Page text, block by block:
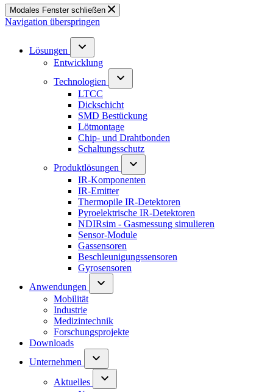
Modales Fenster schließen
Navigation überspringen
Lösungen
Entwicklung
Technologien
LTCC
Dickschicht
SMD Bestückung
Lötmontage
Chip- und Drahtbonden
Schaltungsschutz
Produktlösungen
IR-Komponenten
IR-Emitter
Thermopile IR-Detektoren
Pyroelektrische IR-Detektoren
NDIRsim - Gasmessung simulieren
Sensor-Module
Gassensoren
Beschleunigungssensoren
Gyrosensoren
Anwendungen
Mobilität
Industrie
Medizintechnik
Forschungsprojekte
Downloads
Unternehmen
Aktuelles